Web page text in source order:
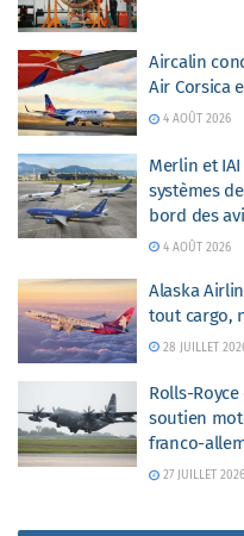
Aircalin
Air Corsica
4 AOÛT 2026
Merlin et
systèmes
bord des
4 AOÛT 2026
Alaska
tout cargo,
28 JUILLET
Rolls-
soutien
franco-
27 JUILLET 2026